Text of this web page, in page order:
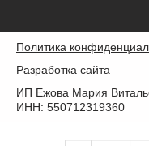
Политика
Разработка сайта
ИП Ежова Мария
ИНН: 550712319360